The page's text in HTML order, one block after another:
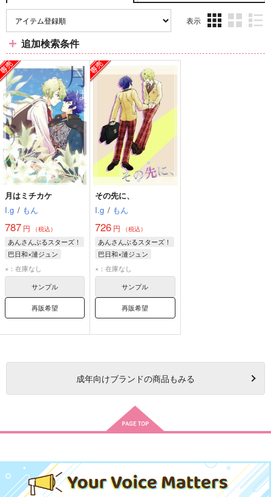
表示
ム
ム
ム
追加検索条件
月はミチカケ
I.g / もん
787 円 （税込）
あんさんぶるスターズ！
巴日和×漣ジュン
巴日和
漣ジュン
×：在庫なし
サンプル
再販希望
その先に、
I.g / もん
726 円 （税込）
あんさんぶるスターズ！
巴日和×漣ジュン
巴日和
漣ジュン
×：在庫なし
サンプル
再販希望
成年向けブランドの商品もみる